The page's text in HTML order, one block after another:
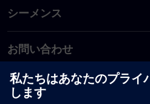
シーメンス
お問い合わせ
PLM製品のお問い合わせ
EDA製品のお問い合わせ